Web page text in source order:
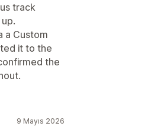
track
a Custom
it to the
the
9 Mayıs 2026